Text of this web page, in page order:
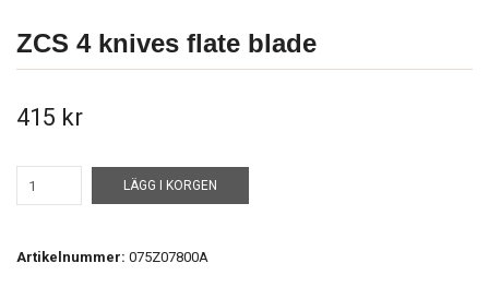
ZCS 4 knives flate blade
415 kr
LÄGG I KORGEN
Artikelnummer: 075Z07800A